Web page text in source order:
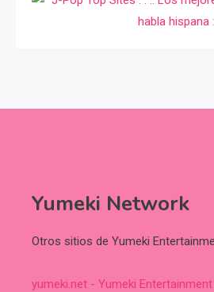
Yumeki Network
Otros sitios de Yumeki
yumeki.net - Yumeki